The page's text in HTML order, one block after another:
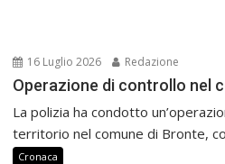
16 Luglio 2026 Redazione
Operazione di controllo nel
La polizia ha condotto
territorio nel comune di Bronte,
Cronaca